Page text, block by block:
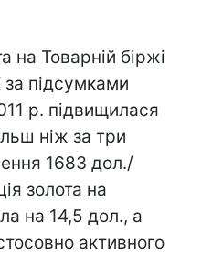
на Товарній біржі
підсумками
р. підвищилася
ніж за три
1683 дол./
золота на
на 14,5 дол., а
активного